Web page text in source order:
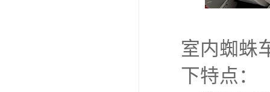
室内蜘蛛
下特点：